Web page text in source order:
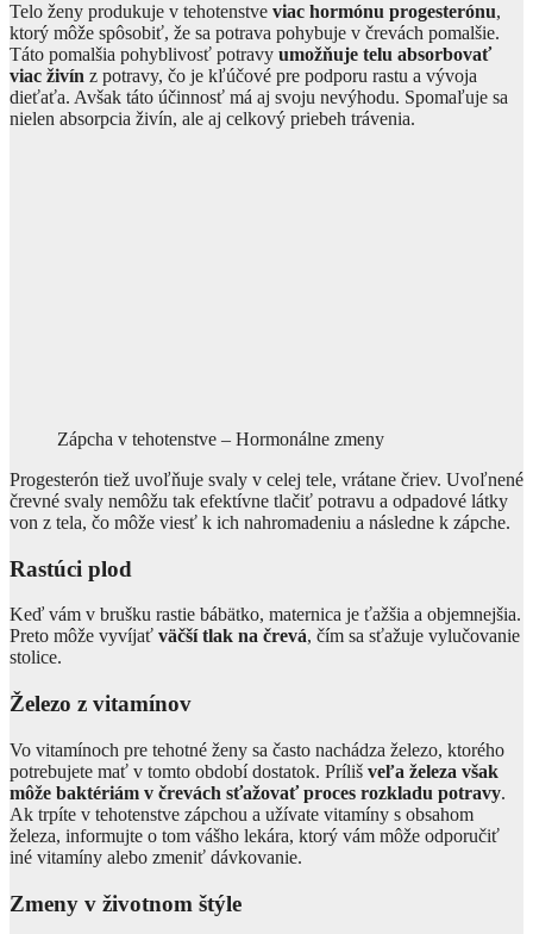
Telo ženy produkuje v tehotenstve viac hormónu progesterónu,
ktorý môže spôsobiť, že sa potrava pohybuje v črevách pomalšie.
Táto pomalšia pohyblivosť potravy umožňuje telu absorbovať
viac živín z potravy, čo je kľúčové pre podporu rastu a vývoja
dieťaťa. Avšak táto účinnosť má aj svoju nevýhodu. Spomaľuje sa
nielen absorpcia živín, ale aj celkový priebeh trávenia.
Zápcha v tehotenstve – Hormonálne zmeny
Progesterón tiež uvoľňuje svaly v celej tele, vrátane čriev. Uvoľnené
črevné svaly nemôžu tak efektívne tlačiť potravu a odpadové látky
von z tela, čo môže viesť k ich nahromadeniu a následne k zápche.
Rastúci plod
Keď vám v brušku rastie bábätko, maternica je ťažšia a objemnejšia.
Preto môže vyvíjať väčší tlak na črevá, čím sa sťažuje vylučovanie
stolice.
Železo z vitamínov
Vo vitamínoch pre tehotné ženy sa často nachádza železo, ktorého
potrebujete mať v tomto období dostatok. Príliš veľa železa však
môže baktériám v črevách sťažovať proces rozkladu potravy.
Ak trpíte v tehotenstve zápchou a užívate vitamíny s obsahom
železa, informujte o tom vášho lekára, ktorý vám môže odporučiť
iné vitamíny alebo zmeniť dávkovanie.
Zmeny v životnom štýle